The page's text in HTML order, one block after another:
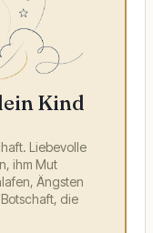
Kind
Liebevolle
ihm Mut
Ängsten
die